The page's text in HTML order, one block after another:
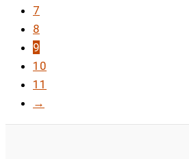
7
8
9
10
11
→